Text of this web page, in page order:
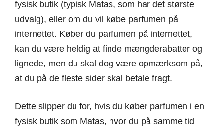
fysisk butik (typisk Matas, som har det største
udvalg), eller om du vil købe parfumen på
internettet. Køber du parfumen på internettet,
kan du være heldig at finde mængderabatter og
lignede, men du skal dog være opmærksom på,
at du på de fleste sider skal betale fragt.
Dette slipper du for, hvis du køber parfumen i en
fysisk butik som Matas, hvor du på samme tid